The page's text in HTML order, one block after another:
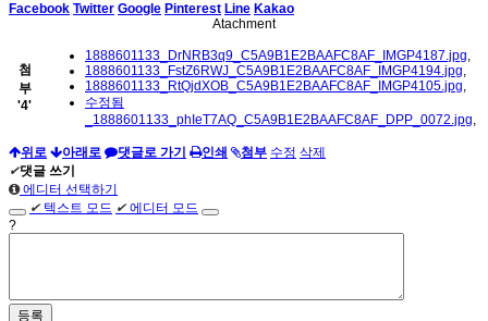
Facebook Twitter Google Pinterest Line Kakao
Atachment
첨
부
'4'
1888601133_DrNRB3q9_C5A9B1E2BAAFC8AF_IMGP4187.jpg,
1888601133_FstZ6RWJ_C5A9B1E2BAAFC8AF_IMGP4194.jpg,
1888601133_RtQjdXOB_C5A9B1E2BAAFC8AF_IMGP4105.jpg,
수정됨
_1888601133_phIeT7AQ_C5A9B1E2BAAFC8AF_DPP_0072.jpg,
위로 아래로 댓글로 가기 인쇄 첨부 수정 삭제
✔댓글 쓰기
에디터 선택하기
✔ 텍스트 모드 ✔에디터 모드
?